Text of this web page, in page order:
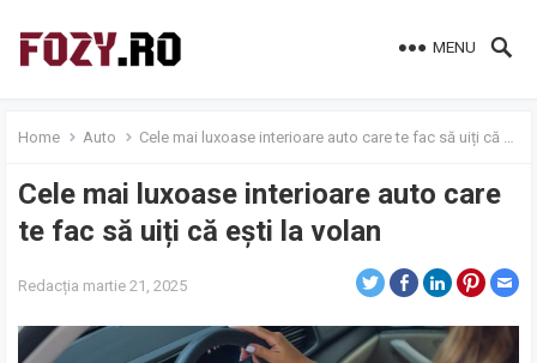
MENU
Home Auto Cele mai luxoase interioare auto care te fac să uiți că ești la volan
Cele mai luxoase interioare auto care
te fac să uiți că ești la volan
Redacția martie 21, 2025